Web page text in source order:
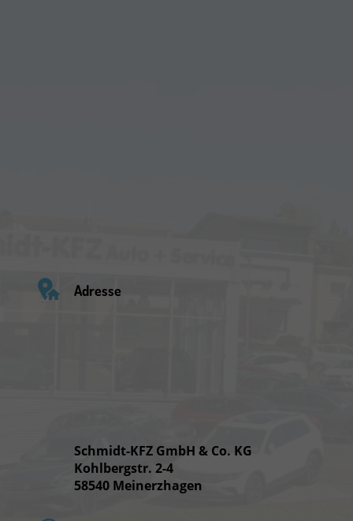
Adresse
Schmidt-KFZ GmbH & Co. KG
Kohlbergstr. 2-4
58540 Meinerzhagen